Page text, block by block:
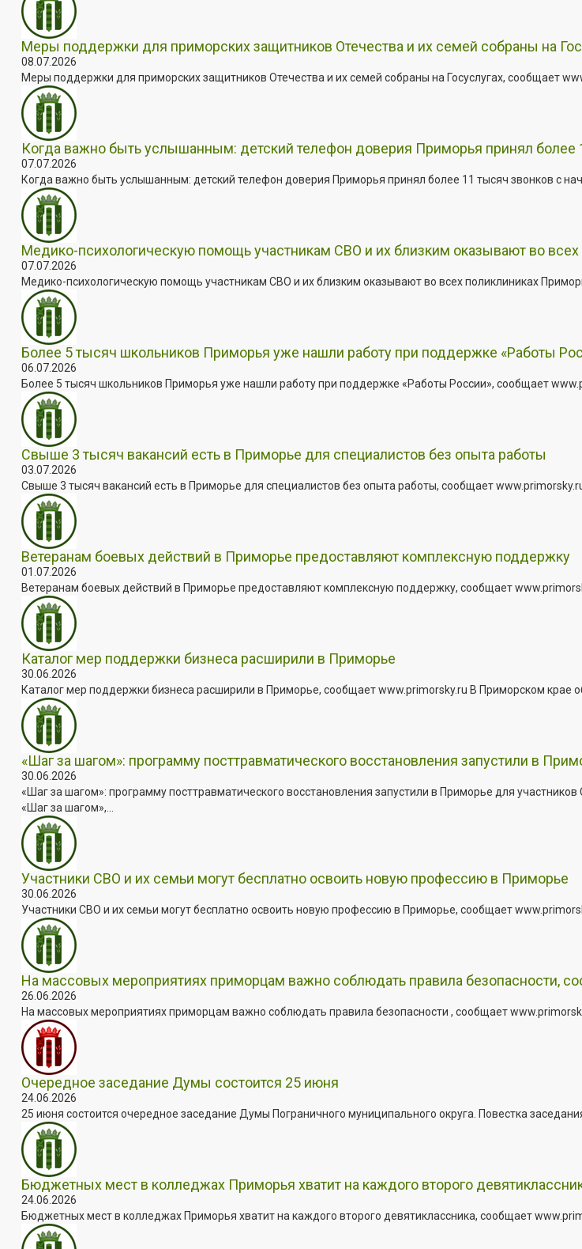
Меры поддержки для приморских защитников Отечества и их семей собраны на
08.07.2026
Меры поддержки для приморских защитников Отечества и их семей собраны на Госуслугах, сообщает
Когда важно быть услышанным: детский телефон доверия Приморья принял более
07.07.2026
Когда важно быть услышанным: детский телефон доверия Приморья принял более 11 тысяч звонков с
Медико-психологическую помощь участникам СВО и их близким оказывают во
07.07.2026
Медико-психологическую помощь участникам СВО и их близким оказывают во всех поликлиниках
Более 5 тысяч школьников Приморья уже нашли работу при поддержке «Работы
06.07.2026
Более 5 тысяч школьников Приморья уже нашли работу при поддержке «Работы России», сообщает
Свыше 3 тысяч вакансий есть в Приморье для специалистов без опыта работы
03.07.2026
Свыше 3 тысяч вакансий есть в Приморье для специалистов без опыта работы, сообщает
Ветеранам боевых действий в Приморье предоставляют комплексную поддержку
01.07.2026
Ветеранам боевых действий в Приморье предоставляют комплексную поддержку, сообщает
Каталог мер поддержки бизнеса расширили в Приморье
30.06.2026
Каталог мер поддержки бизнеса расширили в Приморье, сообщает www.primorsky.ru В Приморском крае
«Шаг за шагом»: программу посттравматического восстановления запустили в
30.06.2026
«Шаг за шагом»: программу посттравматического восстановления запустили в Приморье для
«Шаг за шагом»,...
Участники СВО и их семьи могут бесплатно освоить новую профессию в Приморье
30.06.2026
Участники СВО и их семьи могут бесплатно освоить новую профессию в Приморье, сообщает
На массовых мероприятиях приморцам важно соблюдать правила безопасности,
26.06.2026
На массовых мероприятиях приморцам важно соблюдать правила безопасности , сообщает
Очередное заседание Думы состоится 25 июня
24.06.2026
25 июня состоится очередное заседание Думы Пограничного муниципального округа. Повестка
Бюджетных мест в колледжах Приморья хватит на каждого второго
24.06.2026
Бюджетных мест в колледжах Приморья хватит на каждого второго девятиклассника, сообщает